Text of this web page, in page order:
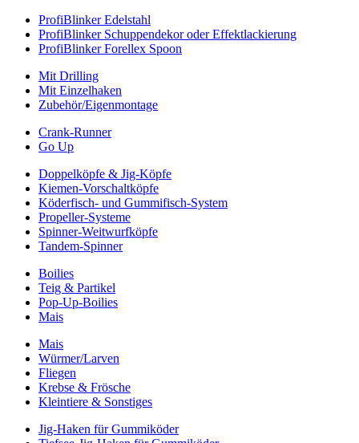
ProfiBlinker Edelstahl
ProfiBlinker Schuppendekor oder Effektlackierung
ProfiBlinker Forellex Spoon
Mit Drilling
Mit Einzelhaken
Zubehör/Eigenmontage
Crank-Runner
Go Up
Doppelköpfe & Jig-Köpfe
Kiemen-Vorschaltköpfe
Köderfisch- und Gummifisch-System
Propeller-Systeme
Spinner-Weitwurfköpfe
Tandem-Spinner
Boilies
Teig & Partikel
Pop-Up-Boilies
Mais
Mais
Würmer/Larven
Fliegen
Krebse & Frösche
Kleintiere & Sonstiges
Jig-Haken für Gummiköder